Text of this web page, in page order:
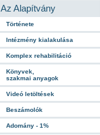
Az Alapítvány
Története
Intézmény kialakulása
Komplex rehabilitáció
Könyvek,
szakmai anyagok
Videó letöltések
Beszámolók
Adomány - 1%